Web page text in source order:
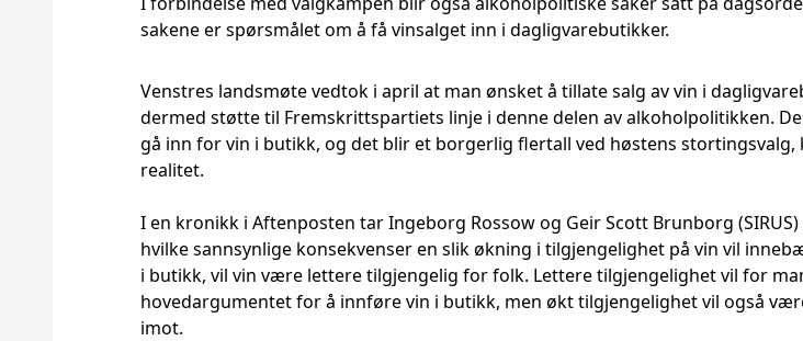
sakene er spørsmålet om å få vinsalget inn i dagligvarebutikker.
Venstres landsmøte vedtok i april at man ønsket å tillate salg av vin i
dermed støtte til Fremskrittspartiets linje i denne delen av alkoholpolitikken.
gå inn for vin i butikk, og det blir et borgerlig flertall ved høstens stortingsvalg,
realitet.
I en kronikk i Aftenposten tar Ingeborg Rossow og Geir Scott Brunborg
hvilke sannsynlige konsekvenser en slik økning i tilgjengelighet på vin vil
i butikk, vil vin være lettere tilgjengelig for folk. Lettere tilgjengelighet vil for
hovedargumentet for å innføre vin i butikk, men økt tilgjengelighet vil også
imot.